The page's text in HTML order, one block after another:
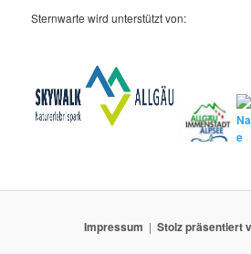
Sternwarte wird unterstützt von:
Impressum Stolz präsentiert